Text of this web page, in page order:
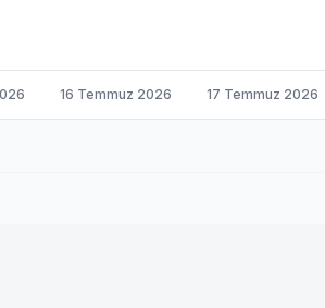
16 Temmuz 2026 17 Temmuz 2026